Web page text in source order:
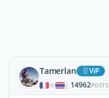
Tamerlan ViP
| 14962POSTS